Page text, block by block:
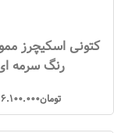
کتونی اسکیچرز
رنگ سرمه
تومان6.100.000